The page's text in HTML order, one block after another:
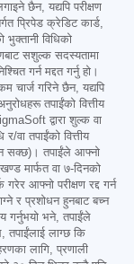
छैन, यद्यपि परीक्षण
प्रिपेड क्रेडिट कार्ड,
भुक्तानी विधिको
सशुल्क सदस्यतामा
गर्न मद्दत गर्नु हो।
चार्ज गरिने छैन, यद्यपि
तपाईंको वित्तीय
द्वारा शुल्क वा
वा तपाईंको वित्तीय
हुन सक्छ)। तपाईंले आफ्नो
मार्फत वा ७-दिनको
आफ्नो परीक्षण रद्द गर्न
र प्रशोधन हुनबाट बच्न
गर्नुभयो भने, तपाईंले
लाग्छ कि
लागि, प्रणाली